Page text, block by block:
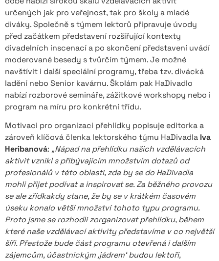
určených jak pro veřejnost, tak pro školy a mladé
diváky. Společně s týmem lektorů připravuje úvody
před začátkem představení rozšiřující kontexty
divadelních inscenací a po skončení představení uvádí
moderované besedy s tvůrčím týmem. Je možné
navštívit i další speciální programy, třeba tzv. divácká
ladění nebo Senior kavárnu. Školám pak HaDivadlo
nabízí rozborové semináře, zážitkové workshopy nebo i
program na míru pro konkrétní třídu.
Motivaci pro organizaci přehlídky popisuje editorka a
zároveň klíčová členka lektorského týmu HaDivadla Iva
Heribanová: „Nápad na přehlídku našich vzdělávacích
aktivit vznikl s přibývajícím množstvím dotazů od
profesionálů v této oblasti, zda by se do HaDivadla
mohli přijet podívat a inspirovat se. Za běžného provozu
se ale zřídkakdy stane, že by se v krátkém časovém
úseku konalo větší množství tohoto typu programu.
Proto jsme se rozhodli zorganizovat přehlídku, během
které naše vzdělávací aktivity představíme v co největší
šíři. Přestože bude část programu otevřená i dalším
zájemcům, účastnickým ,jádrem‘ budou lektoři,